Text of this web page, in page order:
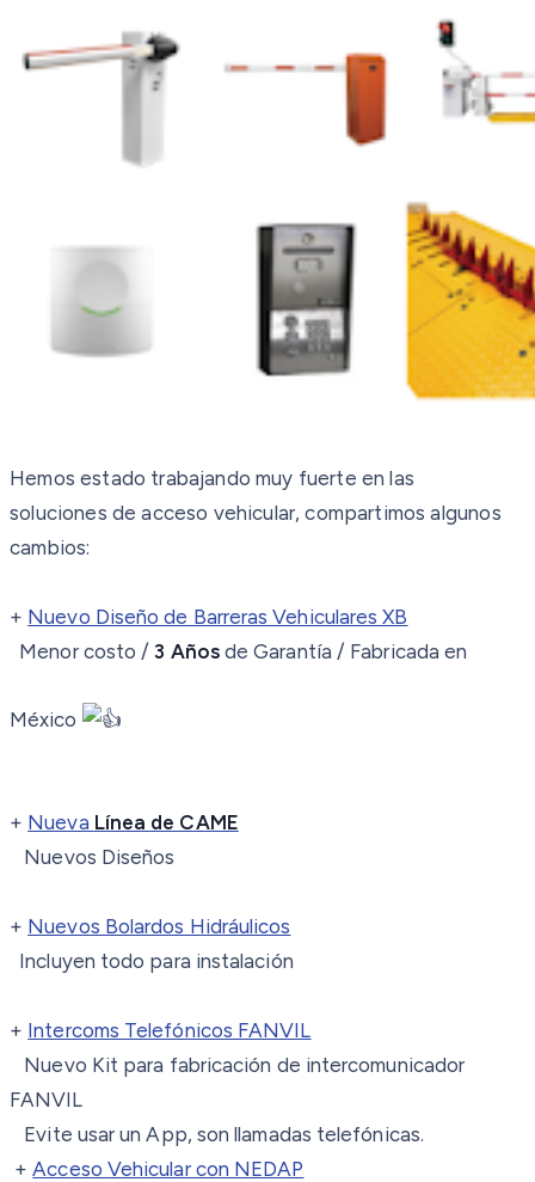
Hemos estado trabajando muy fuerte en las
soluciones de acceso vehicular, compartimos algunos
cambios:
+ Nuevo Diseño de Barreras Vehiculares XB
Menor costo /3 Añosde Garantía / Fabricada en
México
+ Nueva Línea de CAME
Nuevos Diseños
+ Nuevos Bolardos Hidráulicos
Incluyen todo para instalación
+ Intercoms Telefónicos FANVIL
Nuevo Kit para fabricación de intercomunicador
FANVIL
Evite usar un App, son llamadas telefónicas.
+Acceso Vehicular con NEDAP